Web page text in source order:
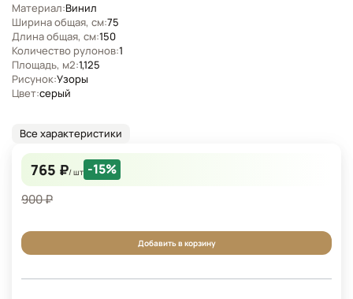
Материал:Винил
Ширина общая, см:75
Длина общая, см:150
Количество рулонов:1
Площадь, м2:1,125
Рисунок:Узоры
Цвет:серый
Все характеристики
765 ₽/ шт -15%
900 ₽
Добавить в корзину